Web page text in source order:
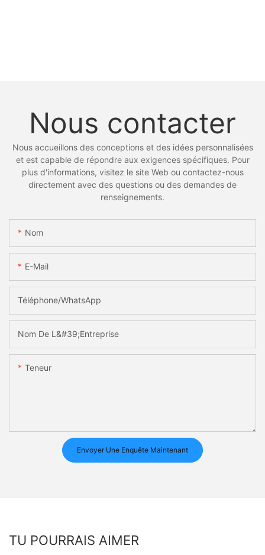
Nous contacter
Nous accueillons des conceptions et des idées personnalisées
et est capable de répondre aux exigences spécifiques. Pour
plus d'informations, visitez le site Web ou contactez-nous
directement avec des questions ou des demandes de
renseignements.
Nom
E-Mail
Téléphone/WhatsApp
Nom De L&#39;entreprise
Teneur
Envoyer Une Enquête Maintenant
TU POURRAIS AIMER